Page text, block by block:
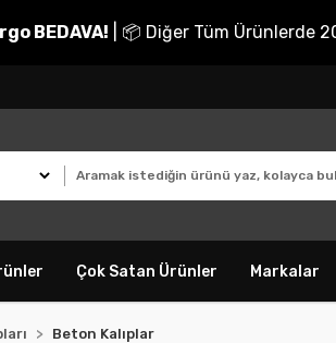
BEDAVA! | 📦 Diğer Tüm Ürünlerde
Çok Satan Ürünler Markalar
Beton Kalıplar